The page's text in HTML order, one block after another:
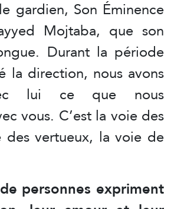
gardien, Son Éminence
Mojtaba, que son
Durant la période
la direction, nous avons
lui ce que nous
vous. C’est la voie des
des vertueux, la voie de
personnes expriment